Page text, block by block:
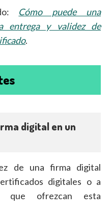
Cómo puede una
entrega y validez de
.
digital en un
de una firma digital
digitales o a
que ofrezcan esta